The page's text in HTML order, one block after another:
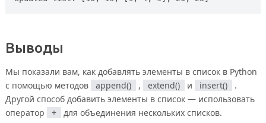
Выводы
Мы показали вам, как добавлять элементы в список в Python
с помощью методов
append() , extend() и insert()
.
Другой способ добавить элементы в список — использовать
оператор
+ для объединения нескольких списков.